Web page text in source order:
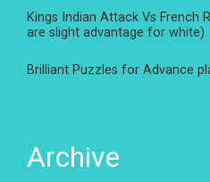
Kings Indian Attack Vs French
are slight advantage for white)
Brilliant Puzzles for Advance
Archive